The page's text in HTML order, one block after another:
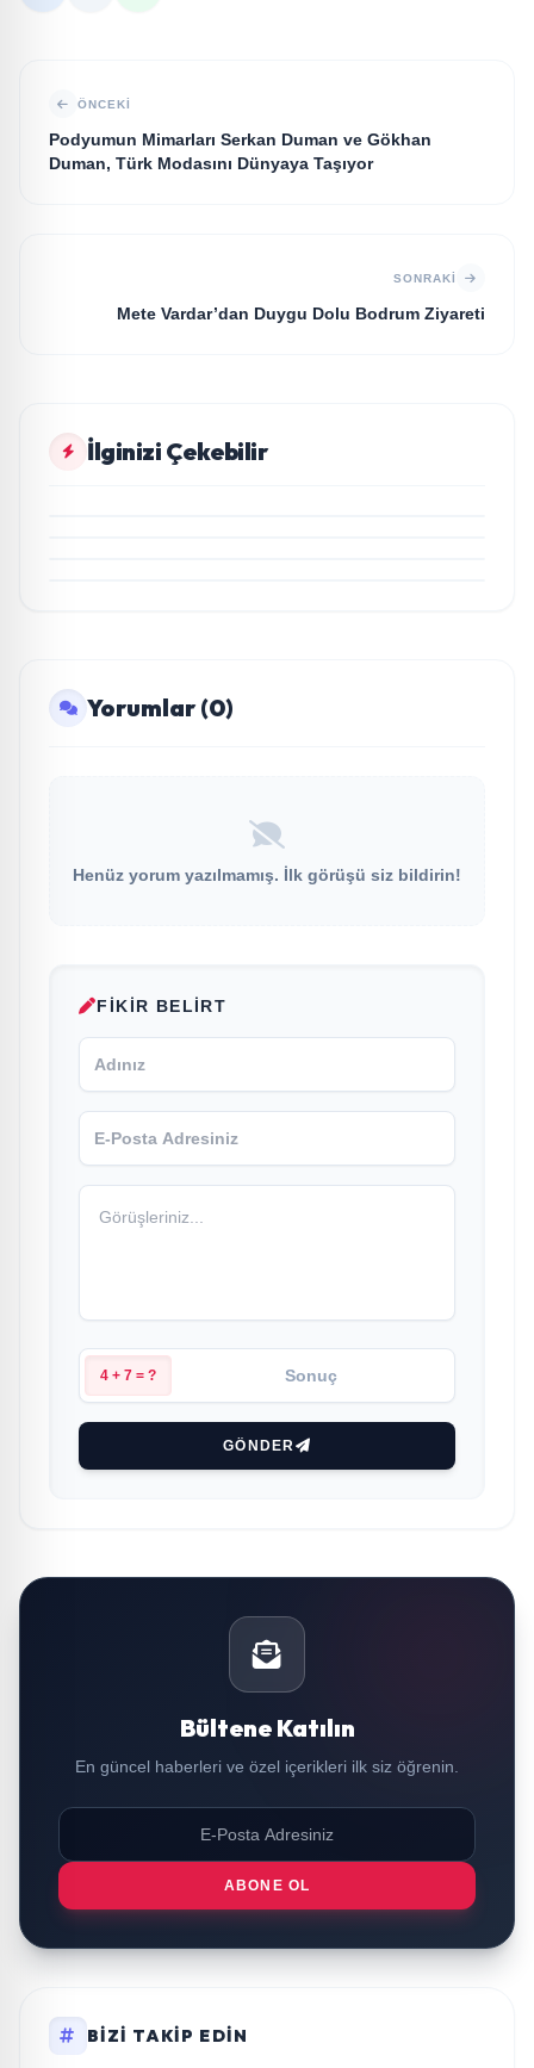
ÖNCEKI
Podyumun Mimarları Serkan Duman ve Gökhan
Duman, Türk Modasını Dünyaya Taşıyor
SONRAKI
Mete Vardar’dan Duygu Dolu Bodrum Ziyareti
İlginizi Çekebilir
MAGAZİN
“Düğün Şarkıcısı” seyircisiyle buluşmak için gün
MAGAZİN
Yorumlar (0)
Henüz yorum yazılmamış. İlk görüşü siz bildirin!
FIKIR BELIRT
4 + 7 = ?
GÖNDER
Bültene Katılın
En güncel haberleri ve özel içerikleri ilk siz öğrenin.
ABONE OL
BIZI TAKIP EDIN